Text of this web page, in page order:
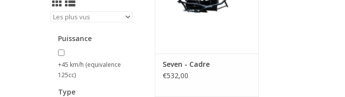
Puissance
+45 km/h (equivalence
125cc)
Type
Seven - Cadre
€532,00